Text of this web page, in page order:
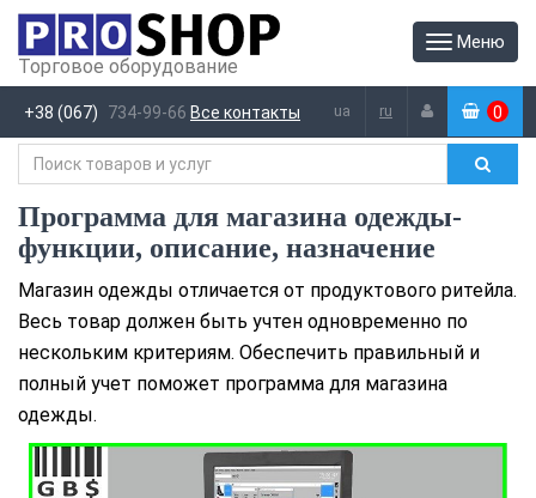
Меню
Торговое оборудование
+38 (067) 734-99-66 Все контакты ua ru (0 )
Программа для магазина одежды-
функции, описание, назначение
Магазин одежды отличается от продуктового ритейла.
Весь товар должен быть учтен одновременно по
нескольким критериям. Обеспечить правильный и
полный учет поможет программа для магазина
одежды.